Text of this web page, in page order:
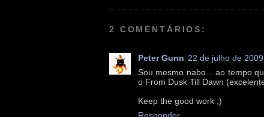
2 COMENTÁRIOS:
Peter Gunn 22 de julho de
Sou mesmo nabo... ao tempo
o From Dusk Till Dawn
Keep the good work ;)